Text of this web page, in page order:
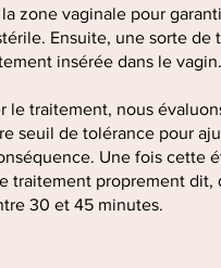
zone vaginale pour
Ensuite, une sorte de
insérée dans le vagin.
le traitement, nous
seuil de tolérance pour
Une fois cette
traitement proprement dit,
30 et 45 minutes.